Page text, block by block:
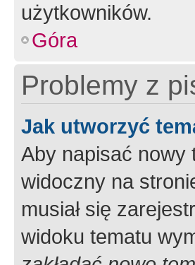
użytkowników.
Góra
Problemy z
Jak utworzyć
Aby napisać nowy
widoczny na
musiał się
widoku tematu